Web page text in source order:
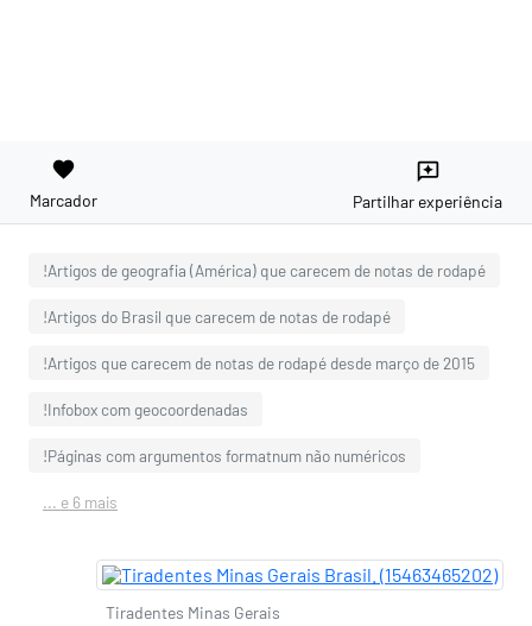
favorite
Marcador
reviews
Partilhar experiência
!Artigos de geografia (América) que carecem de notas de rodapé
!Artigos do Brasil que carecem de notas de rodapé
!Artigos que carecem de notas de rodapé desde março de 2015
!Infobox com geocoordenadas
!Páginas com argumentos formatnum não numéricos
... e 6 mais
Tiradentes Minas Gerais